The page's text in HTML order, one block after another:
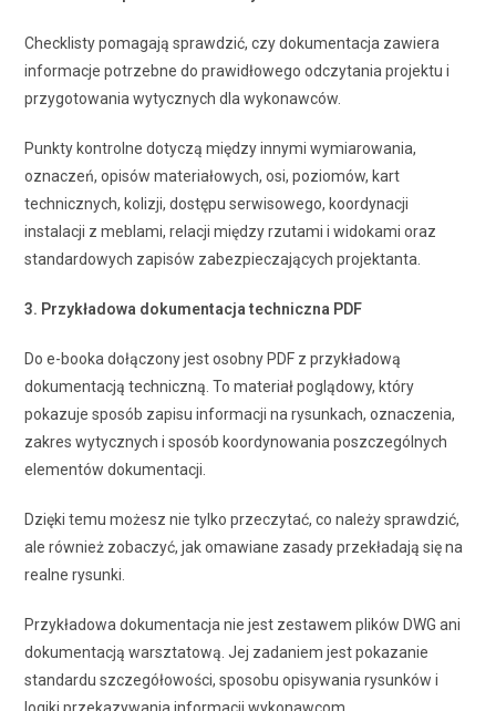
Checklisty pomagają sprawdzić, czy dokumentacja zawiera
informacje potrzebne do prawidłowego odczytania projektu i
przygotowania wytycznych dla wykonawców.
Punkty kontrolne dotyczą między innymi wymiarowania,
oznaczeń, opisów materiałowych, osi, poziomów, kart
technicznych, kolizji, dostępu serwisowego, koordynacji
instalacji z meblami, relacji między rzutami i widokami oraz
standardowych zapisów zabezpieczających projektanta.
3. Przykładowa dokumentacja techniczna PDF
Do e-booka dołączony jest osobny PDF z przykładową
dokumentacją techniczną. To materiał poglądowy, który
pokazuje sposób zapisu informacji na rysunkach, oznaczenia,
zakres wytycznych i sposób koordynowania poszczególnych
elementów dokumentacji.
Dzięki temu możesz nie tylko przeczytać, co należy sprawdzić,
ale również zobaczyć, jak omawiane zasady przekładają się na
realne rysunki.
Przykładowa dokumentacja nie jest zestawem plików DWG ani
dokumentacją warsztatową. Jej zadaniem jest pokazanie
standardu szczegółowości, sposobu opisywania rysunków i
logiki przekazywania informacji wykonawcom.